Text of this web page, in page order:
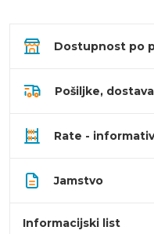
Dostupnost po
Pošiljke,
Rate -
Jamstvo
Informacijski list